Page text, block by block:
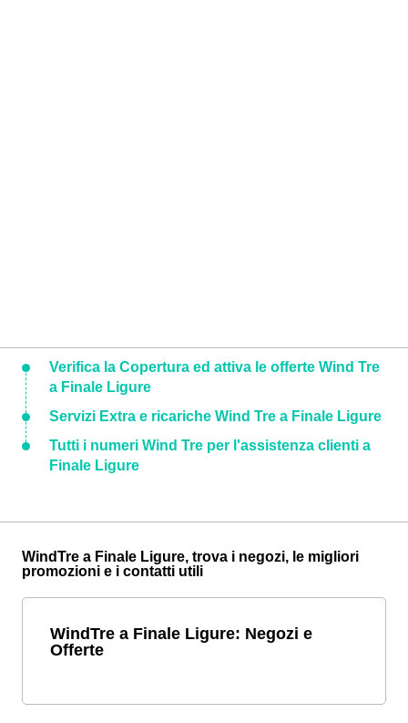
Verifica la Copertura ed attiva le offerte Wind Tre
a Finale Ligure
Servizi Extra e ricariche Wind Tre a Finale Ligure
Tutti i numeri Wind Tre per l'assistenza clienti a
Finale Ligure
WindTre a Finale Ligure, trova i negozi, le migliori
promozioni e i contatti utili
WindTre a Finale Ligure: Negozi e
Offerte